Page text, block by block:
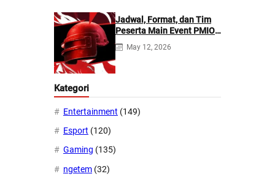
Jadwal, Format, dan Tim
Peserta Main Event PMIO
2026
May 12, 2026
Kategori
Entertainment (149)
Esport (120)
Gaming (135)
ngetem (32)